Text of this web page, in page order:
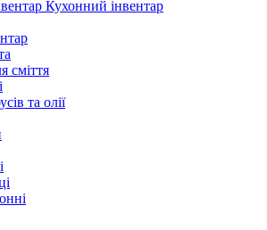
Кухонний інвентар
сміття
та олії